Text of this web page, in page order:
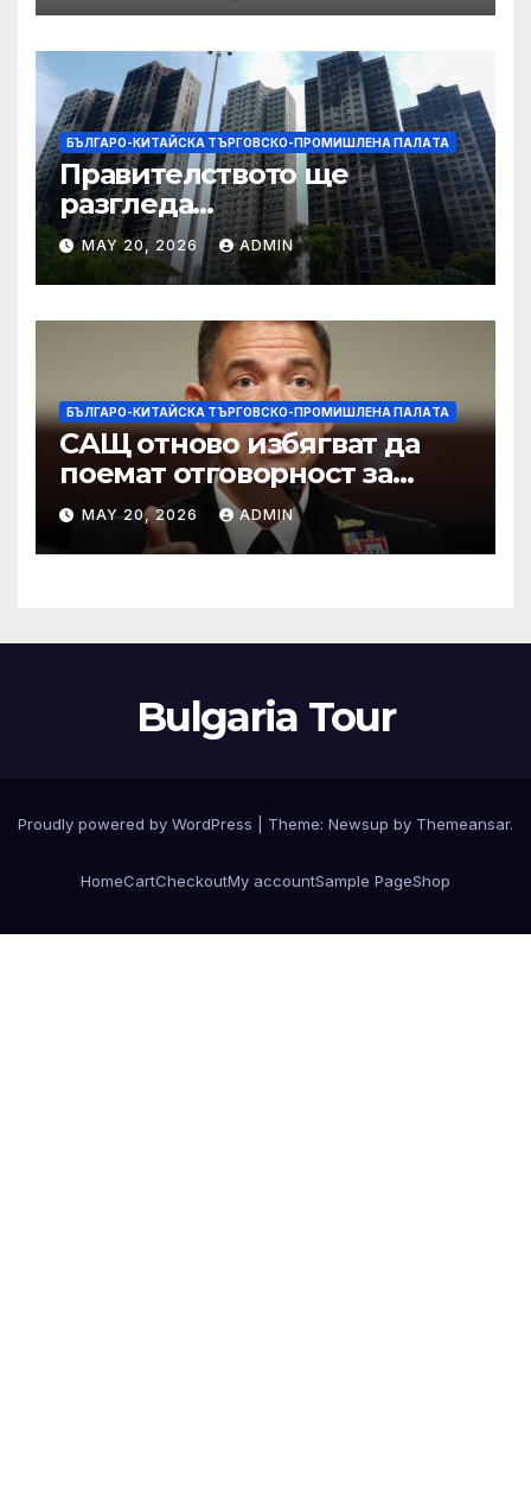
БЪЛГАРО-КИТАЙСКА ТЪРГОВСКО-ПРОМИШЛЕНА ПАЛAТА
Правителството ще
разгледа
застрахователните
претенции на Wang Fuk
Court по план за обратно
изкупуване: Хоп
MAY 20, 2026 ADMIN
БЪЛГАРО-КИТАЙСКА ТЪРГОВСКО-ПРОМИШЛЕНА ПАЛAТА
САЩ отново избягват да
поемат отговорност за
нападението в училище в
Иран, при което загинаха
155 души
MAY 20, 2026 ADMIN
Bulgaria Tour
Proudly powered by WordPress Theme: Newsup by Themeansar.
HomeCartCheckoutMy accountSample PageShop